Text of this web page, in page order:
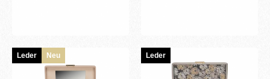
Leder Neu Leder